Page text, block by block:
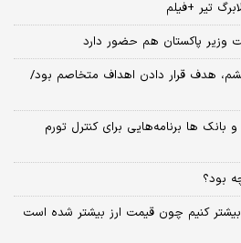
تیر +فیلم
وزیر پاکستان هم حضور دارد
هدف قرار دادن اهداف متخاصم بود/
بانک ها برنامه‌هایی برای کنترل تورم
بود؟
بیشتر کنیم چون قیمت ارز بیشتر شده است